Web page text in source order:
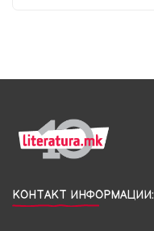
КОНТАКТ ИНФОРМАЦИИ: